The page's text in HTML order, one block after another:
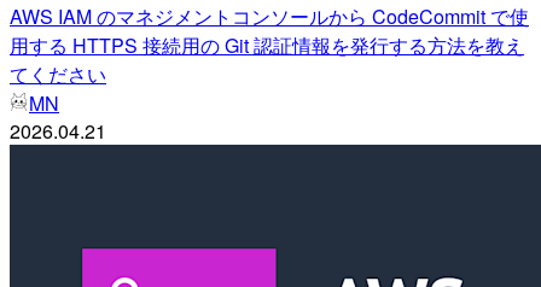
AWS IAM のマネジメントコンソールから CodeCommit で使
用する HTTPS 接続用の Git 認証情報を発行する方法を教え
てください
MN
2026.04.21